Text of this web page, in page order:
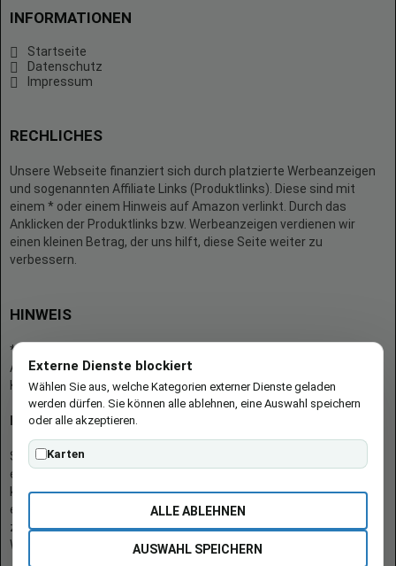
INFORMATIONEN
Startseite
Datenschutz
Impressum
RECHLICHES
Unsere Webseite finanziert sich durch platzierte Werbeanzeigen
und sogenannten Affiliate Links (Produktlinks). Diese sind mit
einem * oder einem Hinweis auf Amazon verlinkt. Durch das
Anklicken der Produktlinks bzw. Werbeanzeigen verdienen wir
einen kleinen Betrag, der uns hilft, diese Seite weiter zu
verbessern.
HINWEIS
* = Afilliate-Link (=Werbung)
Als Amazon-Partner verdient der Seitenbetreiber an qualifizierten
Käufen.
Hinweis zu Preisen und Verfügbarkeiten
Sofern Produktpreise und Verfügbarkeiten angezeigt werden,
entsprechen diese dem angegebenen Stand (Datum/Uhrzeit) und
können sich auf der verlinkten Seite jederzeit ändern. Für den Kauf
eines Produkts gelten die Angaben zu Preis und Verfügbarkeit, die
zum Kaufzeitpunkt [auf der/den maßgeblichen Amazon-
Website(s)] angezeigt werden.
Externe Dienste blockiert
Wählen Sie aus, welche Kategorien externer Dienste geladen
werden dürfen. Sie können alle ablehnen, eine Auswahl speichern
oder alle akzeptieren.
Karten
ALLE ABLEHNEN
AUSWAHL SPEICHERN